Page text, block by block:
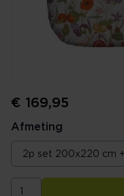
€ 169,95
Afmeting